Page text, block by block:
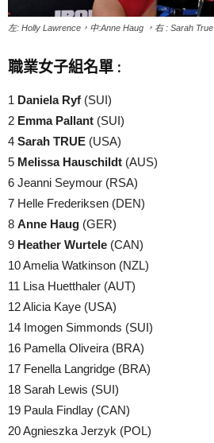
左: Holly Lawrence，中:Anne Haug ，右 : Sarah True
職業女子組名單 :
1 Daniela Ryf (SUI)
2 Emma Pallant (SUI)
4 Sarah TRUE (USA)
5 Melissa Hauschildt (AUS)
6 Jeanni Seymour (RSA)
7 Helle Frederiksen (DEN)
8 Anne Haug (GER)
9 Heather Wurtele (CAN)
10 Amelia Watkinson (NZL)
11 Lisa Huetthaler (AUT)
12 Alicia Kaye (USA)
14 Imogen Simmonds (SUI)
16 Pamella Oliveira (BRA)
17 Fenella Langridge (BRA)
18 Sarah Lewis (SUI)
19 Paula Findlay (CAN)
20 Agnieszka Jerzyk (POL)